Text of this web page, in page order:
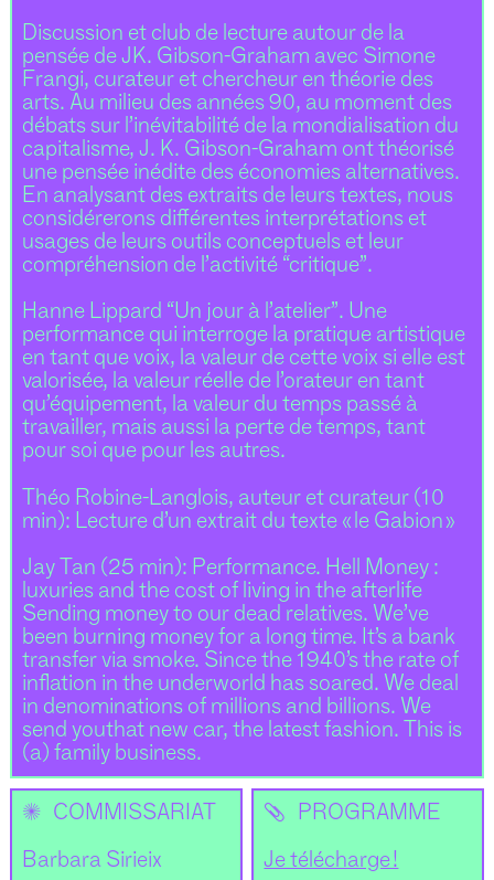
Discussion et club de lecture autour de la
pensée de JK. Gibson-Graham avec Simone
Frangi, curateur et chercheur en théorie des
arts. Au milieu des années 90, au moment des
débats sur l’inévitabilité de la mondialisation du
capitalisme, J. K. Gibson-Graham ont théorisé
une pensée inédite des économies alternatives.
En analysant des extraits de leurs textes, nous
considérerons différentes interprétations et
usages de leurs outils conceptuels et leur
compréhension de l’activité “critique”.
Hanne Lippard “Un jour à l’atelier”. Une
performance qui interroge la pratique artistique
en tant que voix, la valeur de cette voix si elle est
valorisée, la valeur réelle de l’orateur en tant
qu’équipement, la valeur du temps passé à
travailler, mais aussi la perte de temps, tant
pour soi que pour les autres.
Théo Robine-Langlois, auteur et curateur (10
min): Lecture d’un extrait du texte « le Gabion »
Jay Tan (25 min): Performance. Hell Money :
luxuries and the cost of living in the afterlife
Sending money to our dead relatives. We’ve
been burning money for a long time. It’s a bank
transfer via smoke. Since the 1940’s the rate of
inflation in the underworld has soared. We deal
in denominations of millions and billions. We
send youthat new car, the latest fashion. This is
(a) family business.
✺ COMMISSARIAT
Barbara Sirieix
📎 PROGRAMME
Je télécharge !